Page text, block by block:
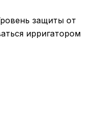
защиты от
ирригатором